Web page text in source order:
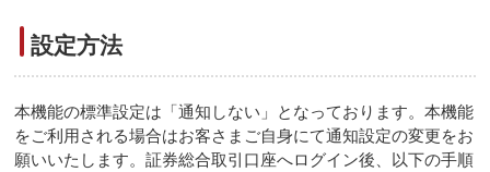
設定方法
本機能の標準設定は「通知しない」となっております。本機能
をご利用される場合はお客さまご自身にて通知設定の変更をお
願いいたします。証券総合取引口座へログイン後、以下の手順